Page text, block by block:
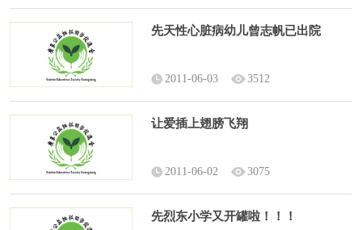
先天性心脏病幼儿曾志帆已出院
2011-06-03 3512
让爱插上翅膀飞翔
2011-06-02 3075
先烈东小学又开罐啦！！！